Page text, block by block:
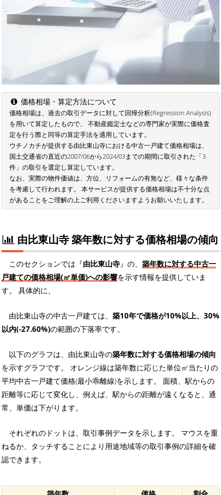
価格相場・算定方法について
価格相場は、過去の取引データに対して回帰分析(Regression Analysis)
を用いて算定したもので、 不動産鑑定士などの専門家が実際に価格査
定を行う際と同等の算定手法を適用しています。
ウチノカチが提供する由比東山寺における中古一戸建て価格相場は、
国土交通省の直近の2007/06から2024/03までの期間に取引された「3
件」の取引を選定し算定しています。
なお、実際の物件価値は、方位、リフォームの有無など、様々な条件
を考慮して行われます。 本サービスが提供する価格相場は不十分な点
があることをご理解の上ご利用くださいますようお願いいたします。
由比東山寺 築年数に対する価格相場の傾向
このセクションでは『由比東山寺』の、 築年数に対する中古一
戸建ての価格相場(㎡単価)への影響を示す情報を提供していま
す。 具体的に、
由比東山寺の中古一戸建ては、 築10年で価格が10%以上、30%
以内(-27.60%)の範囲の下落率です。
以下のグラフは、由比東山寺の築年数に対する価格相場の傾向
を示すグラフです。 オレンジ線は築年数に応じた単位㎡当たりの
平均中古一戸建て価格(最小乖離線)を示します。 面積、駅からの
距離等に応じて変化し、例えば、駅からの距離が遠くなると、通
常、単価は下がります。
それぞれのドットは、取引事例データを示します。 マウスを重
ねるか、タッチすることにより用途地域等の取引事例の詳細を確
認できます。